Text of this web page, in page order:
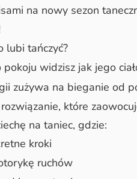
na nowy sezon
lubi tańczyć?
pokoju widzisz jak jego
zużywa na bieganie od
które
na taniec, gdzie:
kroki
ruchów